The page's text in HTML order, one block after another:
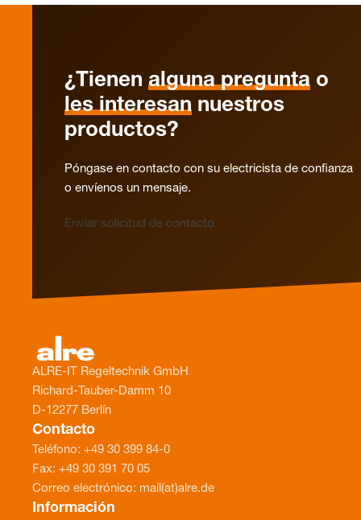
¿Tienen alguna pregunta o
les interesan nuestros
productos?
Póngase en contacto con su electricista de confianza
o envíenos un mensaje.
Enviar solicitud de contacto
ALRE-IT Regeltechnik GmbH
Richard-Tauber-Damm 10
D-12277 Berlín
Contacto
Teléfono: +49 30 399 84-0
Fax: +49 30 391 70 05
Correo electrónico: mail(at)alre.de
Información